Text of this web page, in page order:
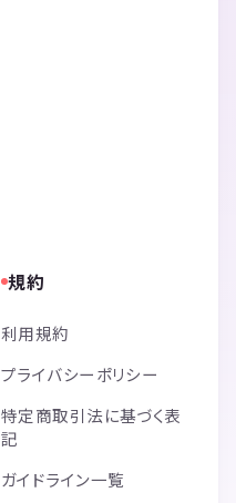
規約
利用規約
プライバシーポリシー
特定商取引法に基づく表
記
ガイドライン一覧